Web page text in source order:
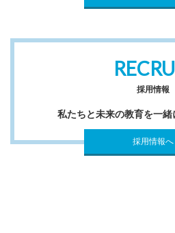
採用情報
私たちと未来の教育を一
採用情報へ